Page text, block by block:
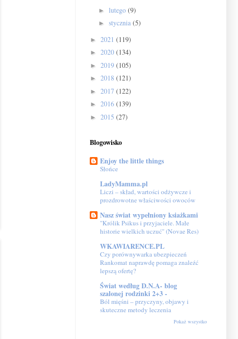
► lutego (9)
► stycznia (5)
► 2021 (119)
► 2020 (134)
► 2019 (105)
► 2018 (121)
► 2017 (122)
► 2016 (139)
► 2015 (27)
Blogowisko
Enjoy the little things
Słońce
LadyMamma.pl
Liczi – skład, wartości odżywcze i
prozdrowotne właściwości owoców
Nasz świat wypełniony ksiażkami
"Królik Psikus i przyjaciele. Małe
historie wielkich uczuć" (Novae Res)
WKAWIARENCE.PL
Czy porównywarka ubezpieczeń
Rankomat naprawdę pomaga znaleźć
lepszą ofertę?
Świat według D.N.A- blog
szalonej rodzinki 2+3 -
Ból mięśni – przyczyny, objawy i
skuteczne metody leczenia
Pokaż wszystko